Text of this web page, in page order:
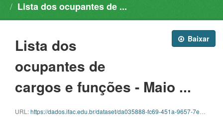
Lista dos ocupantes de ...
Baixar
Lista dos
ocupantes de
cargos e funções - Maio ...
URL:https://dados.ifac.edu.br/dataset/da035888-fc69-451a-9657-7e2581f773ae/resource/982a7ffd-6569-4bbf-8a53-f9487eb93730/download/funcao-maio.ods